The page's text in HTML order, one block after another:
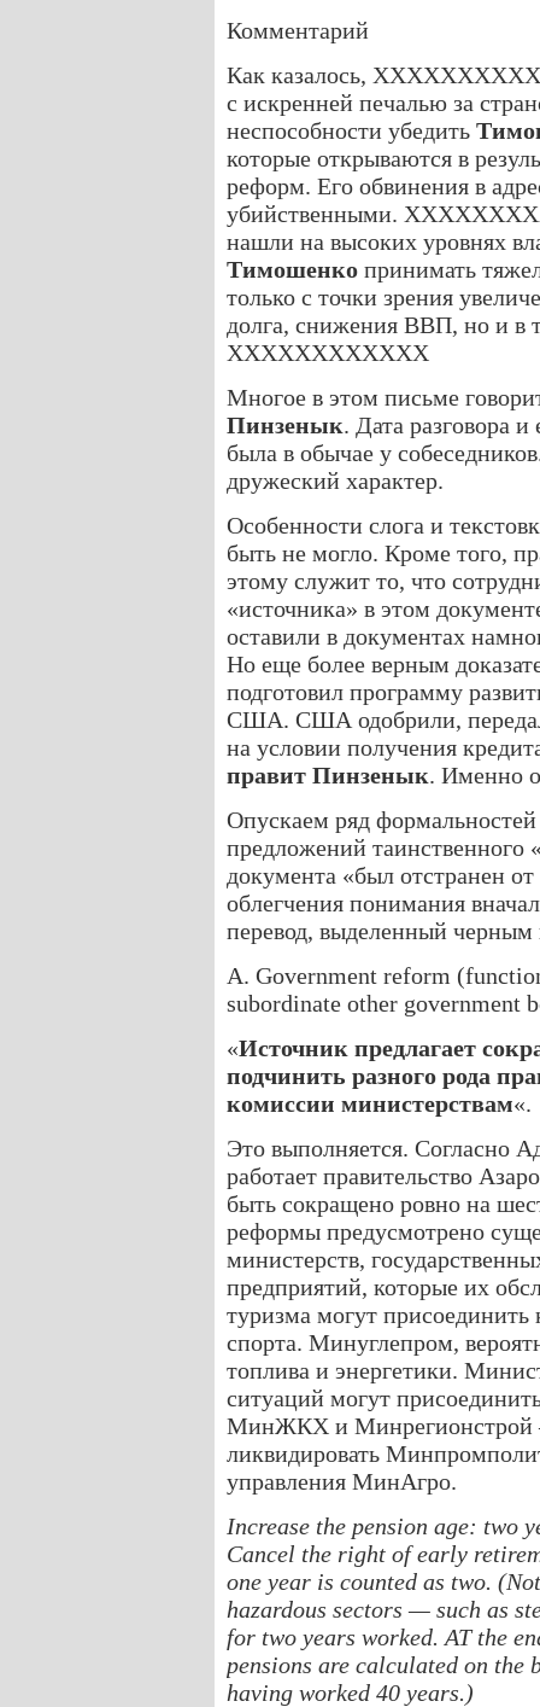
Комментарий
Как казалось,
с искренней печалью за
неспособности убедить
которые открываются в
реформ. Его обвинения в
убийственными.
нашли на высоких уровнях
Тимошенко принимать
только с точки зрения
долга, снижения ВВП, но и в
XXXXXXXXXXXX
Многое в этом письме
Пинзенык. Дата разговора и
была в обычае у
дружеский характер.
Особенности слога и
быть не могло. Кроме того,
этому служит то, что
«источника» в этом
оставили в документах
Но еще более верным
подготовил программу
США. США одобрили,
на условии получения
правит Пинзенык. Именно
Опускаем ряд
предложений таинственного
документа «был отстранен
облегчения понимания
перевод, выделенный
A. Government reform
subordinate other government
«Источник предлагает
подчинить разного рода
комиссии министерствам«.
Это выполняется. Согласно
работает правительство
быть сокращено ровно на
реформы предусмотрено
министерств,
предприятий, которые их
туризма могут
спорта. Минуглепром,
топлива и энергетики.
ситуаций могут
МинЖКХ и Минрегионстрой
ликвидировать
управления МинАгро.
Increase the pension age: two
Cancel the right of early
one year is counted as two.
hazardous sectors — such as
for two years worked. AT the
pensions are calculated on the
having worked 40 years.)